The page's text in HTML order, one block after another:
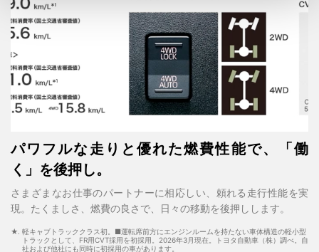
パワフルな走りと優れた燃費性能で、「働
く」を後押し。
さまざまなお仕事のパートナーに相応しい、頼れる走行性能を実
現。たくましさ、燃費の良さで、日々の移動を後押しします。
★. 軽キャブトラッククラス初。■運転席前方にエンジンルームを持たない車体構造の軽小型
トラックとして、FR用CVT採用を初採用。2026年3月現在。トヨタ自動車（株）調べ。自
社および他社にも同時に初採用の車があります。